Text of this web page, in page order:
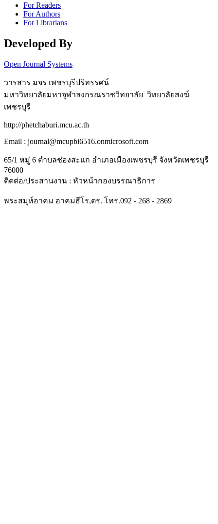
For Readers
For Authors
For Librarians
Developed By
Open Journal Systems
วารสาร มจร เพชรบุรีปริทรรศน์
มหาวิทยาลัยมหาจุฬาลงกรณราชวิทยาลัย วิทยาลัยสงฆ์
เพชรบุรี
http://phetchaburi.mcu.ac.th
Email : journal@mcupbi6516.onmicrosoft.com
65/1 หมู่ 6 ตำบลช่องสะแก อำเภอเมืองเพชรบุรี จังหวัดเพชรบุรี
76000
ติดต่อ/ประสานงาน : หัวหน้ากองบรรณาธิการ
พระสมุห์อาคม อาคมธีโร,ดร. โทร.092 - 268 - 2869